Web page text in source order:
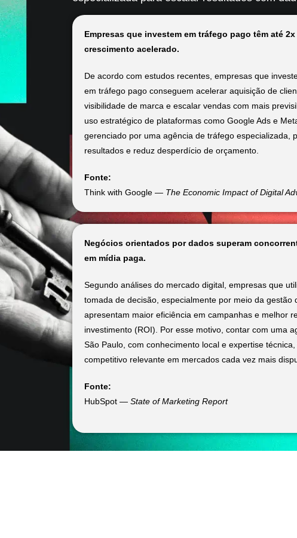
Empresas que investem em tráfego pago têm até
crescimento acelerado.
De acordo com estudos recentes, empresas que
em tráfego pago conseguem acelerar aquisição de
visibilidade de marca e escalar vendas com mais
uso estratégico de plataformas como Google Ads e
gerenciado por uma agência de tráfego especializada,
resultados e reduz desperdício de orçamento.
Fonte:
Think with Google — The Economic Impact of Digital
Negócios orientados por dados superam
em mídia paga.
Segundo análises do mercado digital, empresas que
tomada de decisão, especialmente por meio da gestão
apresentam maior eficiência em campanhas e melhor
investimento (ROI). Por esse motivo, contar com uma
São Paulo, com conhecimento local e expertise
competitivo relevante em mercados cada vez mais
Fonte:
HubSpot — State of Marketing Report